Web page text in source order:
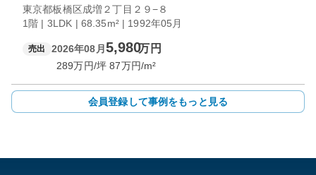
東京都板橋区成増２丁目２９−８
1階 | 3LDK | 68.35m² | 1992年05月
売出 2026年08月 5,980万円
289万円/坪 87万円/m²
会員登録して事例をもっと見る